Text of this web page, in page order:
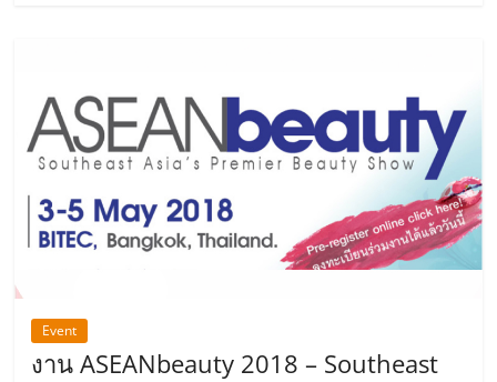
ที่
ปรึกษา
แฟ
รน
ไชส์,
Event
งาน ASEANbeauty 2018 – Southeast